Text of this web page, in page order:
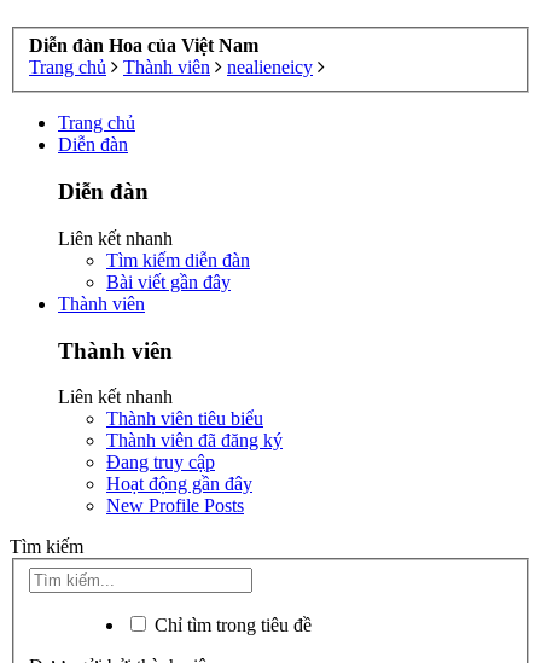
Diễn đàn Hoa của Việt Nam
Trang chủ
Thành viên nealieneicy
Trang chủ
Diễn đàn
Diễn đàn
Liên kết nhanh
Tìm kiếm diễn đàn
Bài viết gần đây
Thành viên
Thành viên
Liên kết nhanh
Thành viên tiêu biểu
Thành viên đã đăng ký
Đang truy cập
Hoạt động gần đây
New Profile Posts
Tìm kiếm
Chỉ tìm trong tiêu đề